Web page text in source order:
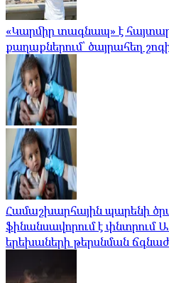
«Կարմիր տագնապ» է
քաղաքներում՝ ծայրահեղ
Համաշխարհային պարենի
ֆինանսավորում է փնտրում
երեխաների թերսնման